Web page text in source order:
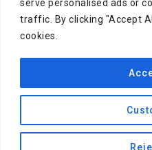
serve personalised ads or
traffic. By clicking "Accept
cookies.
Копирайт © 2026
. Все права